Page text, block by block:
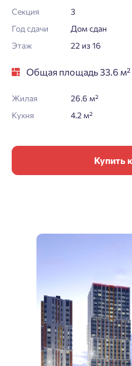
Секция
3
Год сдачи
Дом сдан
Этаж
22 из 16
Общая площадь 33.6 м²
Жилая
26.6 м²
Кухня
4.2 м²
Купить